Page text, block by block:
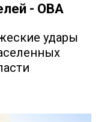
- ОВА
удары